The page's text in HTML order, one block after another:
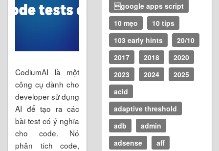
CodiumAI là một
công cụ dành cho
developer sử dụng
AI để tạo ra các
bài test có ý nghĩa
cho code. Nó
phân tích code,
google apps script
10 mẹo
10 tips
103 early hints
20/10
2017
2018
2020
2023
2024
2025
acid
adaptive threshold
adb
admin
adsense
aff